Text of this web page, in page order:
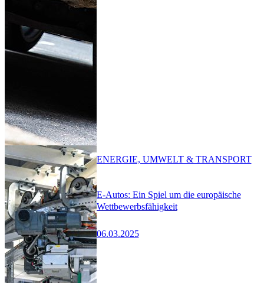
E-Autos: Ein Spiel um die europäische
Wettbewerbsfähigkeit
06.03.2025
ENERGIE, UMWELT & TRANSPORT